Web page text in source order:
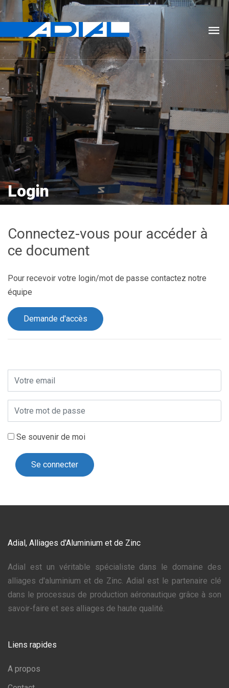
Login
Connectez-vous pour accéder à
ce document
Pour recevoir votre login/mot de passe contactez notre
équipe
Demande d'accès
Se souvenir de moi
Adial, Alliages d'Aluminium et de Zinc
Adial est un véritable spécialiste dans le domaine des
alliages d'aluminium et de Zinc. Adial est le partenaire clé
dans le processus de production aéronautique grâce à son
savoir-faire et ses alliages de haute qualité.
Liens rapides
A propos